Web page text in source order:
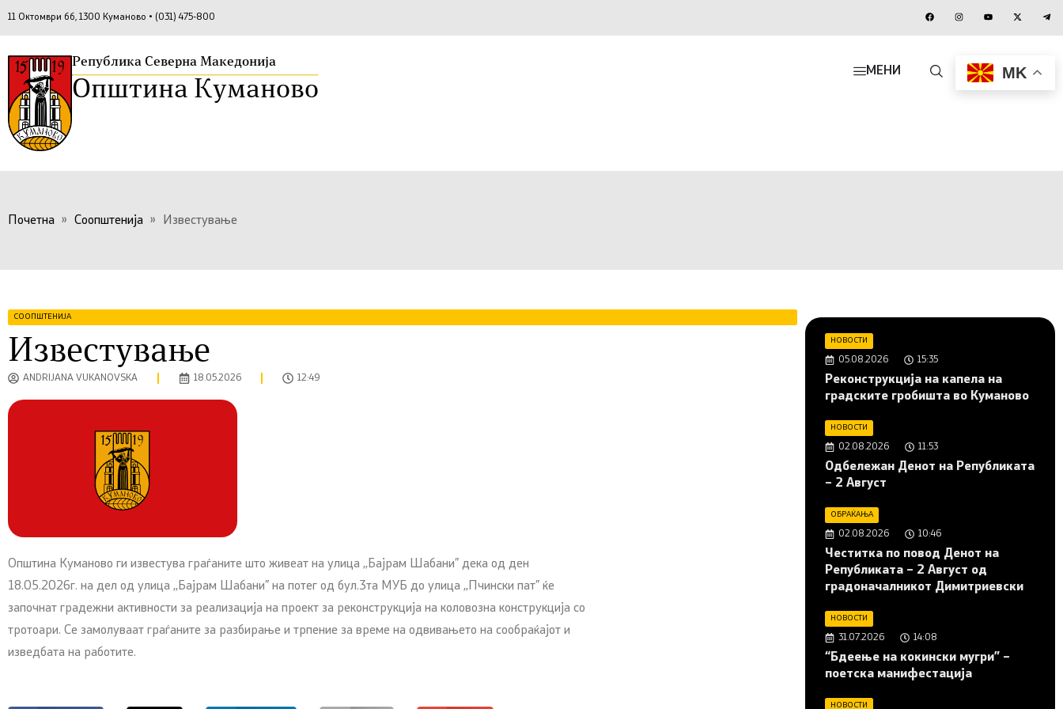
11 Октомври бб, 1300 Куманово • (031) 475-800
Република Северна Македонија
Општина Куманово
МЕНИ MK
Почетна » Соопштенија » Известување
СООПШТЕНИЈА
Известување
ANDRIJANA VUKANOVSKA 18.05.2026 12:49
Општина Куманово ги известува граѓаните што живеат на улица ,,Бајрам Шабани” дека од ден
18.05.2026г. на дел од улица ,,Бајрам Шабани” на потег од бул.3та МУБ до улица ,,Пчински пат” ќе
започнат градежни активности за реализација на проект за реконструкција на коловозна конструкција со
тротоари. Се замолуваат граѓаните за разбирање и трпение за време на одвивањето на сообраќајот и
изведбата на работите.
НОВОСТИ
05.08.2026 15:35
Реконструкција на капела на
градските гробишта во Куманово
НОВОСТИ
02.08.2026 11:53
Одбележан Денот на Републиката
– 2 Август
ОБРАЌАЊА
02.08.2026 10:46
Честитка по повод Денот на
Републиката – 2 Август од
градоначалникот Димитриевски
НОВОСТИ
31.07.2026 14:08
“Бдеење на кокински мугри” –
поетска манифестација
НОВОСТИ